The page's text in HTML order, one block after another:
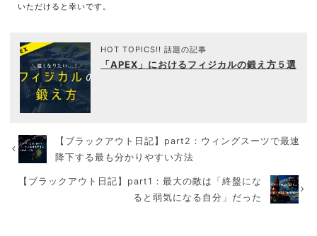
いただけると幸いです。
HOT TOPICS!! 話題の記事
「APEX」におけるフィジカルの鍛え方５選
【ブラックアウト日記】part2：ウィングスーツで最速
降下する最も分かりやすい方法
【ブラックアウト日記】part1：最大の敵は「終盤にな
ると弱気になる自分」だった